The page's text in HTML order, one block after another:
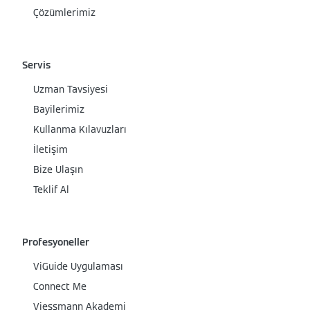
Çözümlerimiz
Servis
Uzman Tavsiyesi
Bayilerimiz
Kullanma Kılavuzları
İletişim
Bize Ulaşın
Teklif Al
Profesyoneller
ViGuide Uygulaması
Connect Me
Viessmann Akademi